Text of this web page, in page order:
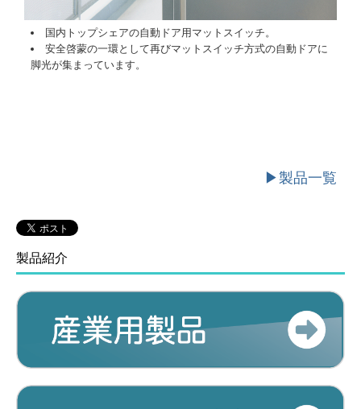
国内トップシェアの自動ドア用マットスイッチ。
安全啓蒙の一環として再びマットスイッチ方式の自動ドアに
脚光が集まっています。
▶製品一覧
製品紹介